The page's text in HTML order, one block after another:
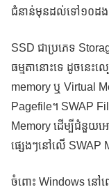
ជំនាន់មុនដល់ទៅ១០ដង
SSD ជាប្រភេទ
ធម្មតានោះទេ ដូចនេះល្
memory ឬ Virtual
Pagefile។ SWAP File
Memory ដើម្បីជំនួយអ
ផ្សេងៗនៅលើ SWAP
ចំពោះ Windows នៅព